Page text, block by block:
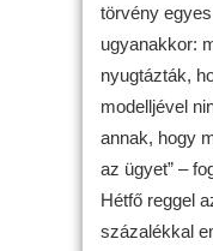
törvény
ugyanakkor:
nyugtázták,
modelljével
annak, hogy
az ügyet” –
Hétfő reggel
százalékkal